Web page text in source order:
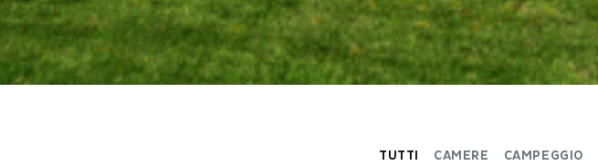
CAMERE CAMPEGGIO
TUTTI